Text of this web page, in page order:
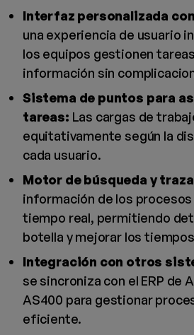
Interfaz personalizada
una experiencia de usuario
los equipos gestionen
información sin
Sistema de puntos para
tareas: Las cargas de
equitativamente según la
cada usuario.
Motor de búsqueda y
información de los
tiempo real, permitiendo
botella y mejorar los
Integración con otros
se sincroniza con el ERP de
AS400 para gestionar
eficiente.